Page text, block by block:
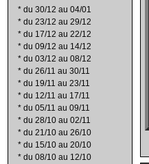
* du 30/12 au 04/01
* du 23/12 au 29/12
* du 17/12 au 22/12
* du 09/12 au 14/12
* du 03/12 au 08/12
* du 26/11 au 30/11
* du 19/11 au 23/11
* du 12/11 au 17/11
* du 05/11 au 09/11
* du 28/10 au 02/11
* du 21/10 au 26/10
* du 15/10 au 20/10
* du 08/10 au 12/10